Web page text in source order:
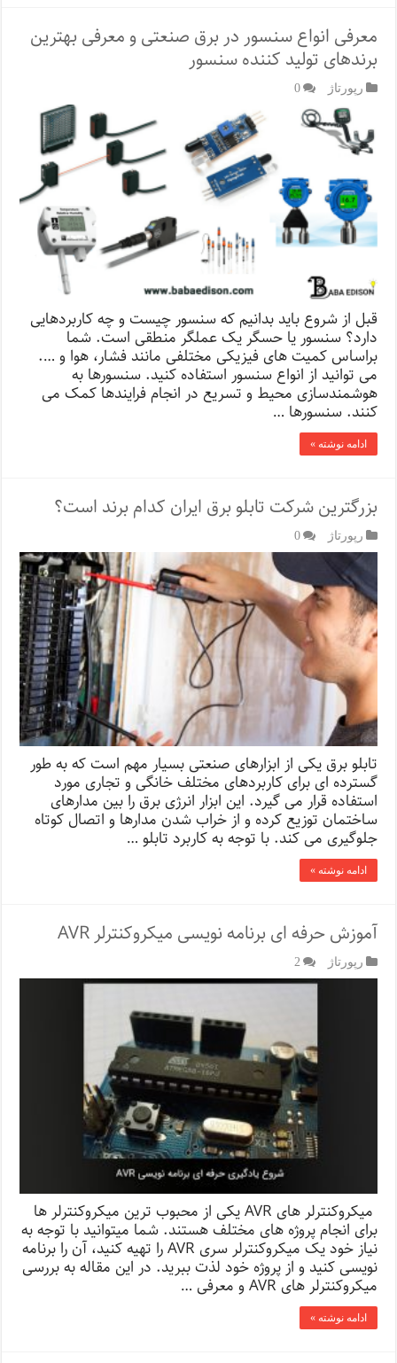
معرفی انواع سنسور در برق صنعتی و معرفی بهترین
برندهای تولید کننده سنسور
رپورتاژ‌ 0
قبل از شروع باید بدانیم که سنسور چیست و چه کاربردهایی
دارد؟ سنسور یا حسگر یک عملگر منطقی است. شما
براساس کمیت های فیزیکی مختلفی مانند فشار، هوا و ….
می توانید از انواع سنسور استفاده کنید. سنسورها به
هوشمندسازی محیط و تسریع در انجام فرایندها کمک می
کنند. سنسورها …
ادامه نوشته »
بزرگترین شرکت تابلو برق ایران کدام برند است؟
رپورتاژ‌ 0
تابلو برق یکی از ابزارهای صنعتی بسیار مهم است که به طور
گسترده ای برای کاربردهای مختلف خانگی و تجاری مورد
استفاده قرار می گیرد. این ابزار انرژی برق را بین مدارهای
ساختمان توزیع کرده و از خراب شدن مدارها و اتصال کوتاه
جلوگیری می کند. با توجه به کاربرد تابلو …
ادامه نوشته »
آموزش حرفه ای برنامه نویسی میکروکنترلر AVR
رپورتاژ‌ 2
میکروکنترلر های AVR یکی از محبوب ترین میکروکنترلر ها
برای انجام پروژه های مختلف هستند. شما میتوانید با توجه به
نیاز خود یک میکروکنترلر سری AVR را تهیه کنید، آن را برنامه
نویسی کنید و از پروژه خود لذت ببرید. در این مقاله به بررسی
میکروکنترلر های AVR و معرفی …
ادامه نوشته »